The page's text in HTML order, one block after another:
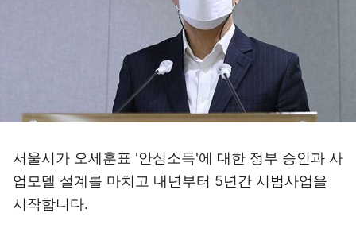
서울시가 오세훈표 '안심소득'에 대한 정부 승인과 사
업모델 설계를 마치고 내년부터 5년간 시범사업을
시작합니다.